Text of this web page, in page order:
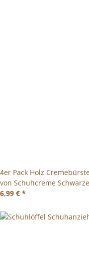
4er Pack Holz
von Schuhcreme
6,99 € *